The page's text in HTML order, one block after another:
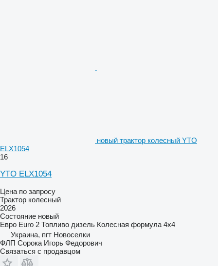
новый трактор колесный YTO
ELX1054
16
YTO ELX1054
Цена по запросу
Трактор колесный
2026
Состояние новый
Евро Euro 2 Топливо дизель Колесная формула 4x4
Украина, пгт Новоселки
ФЛП Сорока Игорь Федорович
Связаться с продавцом